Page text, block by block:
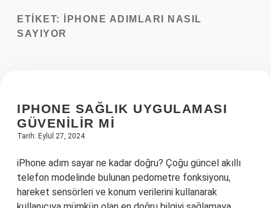
Yasal Uyarı
ETIKET:
IPHONE ADIMLARI NASIL
SAYIYOR
IPHONE SAĞLIK UYGULAMASI
GÜVENILIR MI
Tarih: Eylül 27, 2024
iPhone adım sayar ne kadar doğru? Çoğu güncel akıllı
telefon modelinde bulunan pedometre fonksiyonu,
hareket sensörleri ve konum verilerini kullanarak